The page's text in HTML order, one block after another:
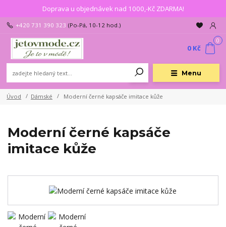
Doprava u objednávek nad 1000,-Kč ZDARMA!
Menu
+420 731 390 323 (Po-Pá, 10-12 hod.)
0
0 Kč
Úvod Dámské Moderní černé kapsáče imitace kůže
Moderní černé kapsáče
imitace kůže